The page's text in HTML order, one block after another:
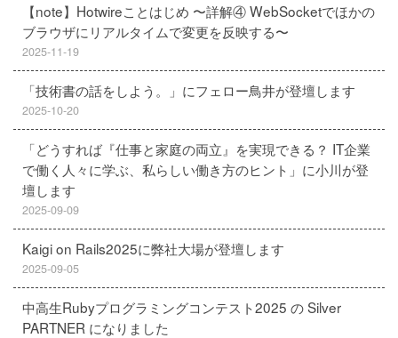
【note】Hotwireことはじめ 〜詳解④ WebSocketでほかの
ブラウザにリアルタイムで変更を反映する〜
2025-11-19
「技術書の話をしよう。」にフェロー鳥井が登壇します
2025-10-20
「どうすれば『仕事と家庭の両立』を実現できる？ IT企業
で働く人々に学ぶ、私らしい働き方のヒント」に小川が登
壇します
2025-09-09
Kaigi on Rails2025に弊社大場が登壇します
2025-09-05
中高生Rubyプログラミングコンテスト2025 の Silver
PARTNER になりました